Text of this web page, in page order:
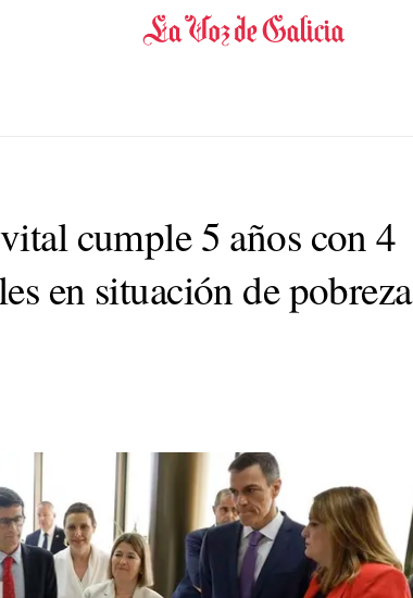
cumple 5 años con 4
en situación de pobreza